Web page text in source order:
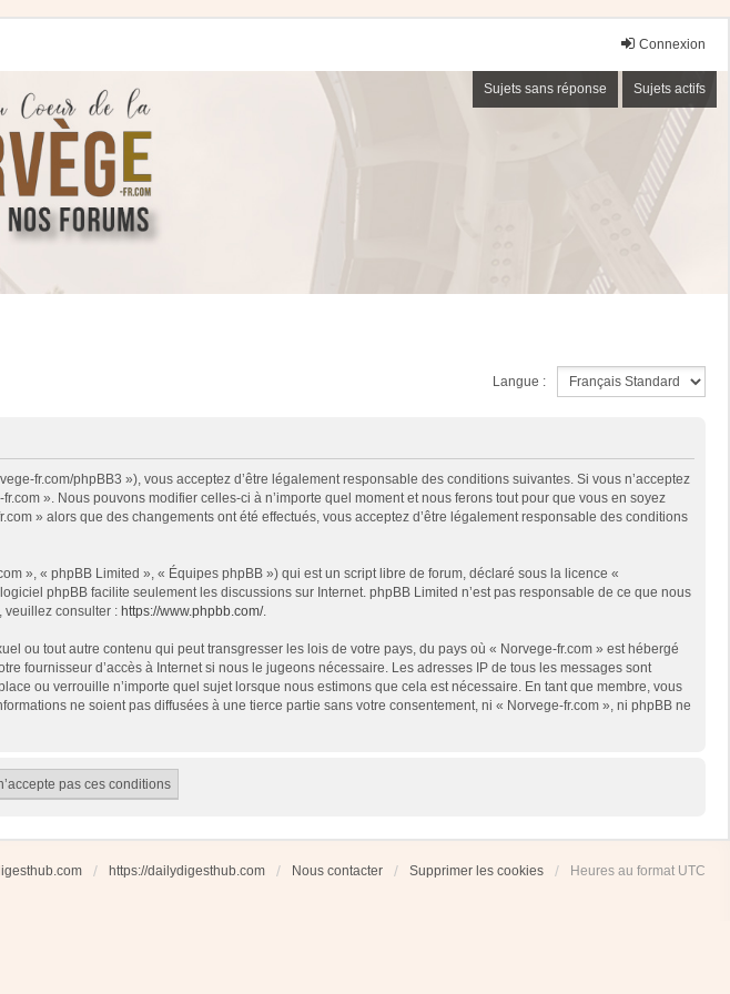
Connexion
Sujets sans réponse Sujets actifs
Langue :
fr.com/phpBB3 »), vous acceptez d’être légalement responsable des conditions suivantes. Si vous n’acceptez
». Nous pouvons modifier celles-ci à n’importe quel moment et nous ferons tout pour que vous en soyez
» alors que des changements ont été effectués, vous acceptez d’être légalement responsable des conditions
», « phpBB Limited », « Équipes phpBB ») qui est un script libre de forum, déclaré sous la licence «
phpBB facilite seulement les discussions sur Internet. phpBB Limited n’est pas responsable de ce que nous
veuillez consulter : https://www.phpbb.com/.
ou tout autre contenu qui peut transgresser les lois de votre pays, du pays où « Norvege-fr.com » est hébergé
fournisseur d’accès à Internet si nous le jugeons nécessaire. Les adresses IP de tous les messages sont
ou verrouille n’importe quel sujet lorsque nous estimons que cela est nécessaire. En tant que membre, vous
ne soient pas diffusées à une tierce partie sans votre consentement, ni « Norvege-fr.com », ni phpBB ne
https://dailydigesthub.com Nous contacter Supprimer les cookies Heures au format UTC